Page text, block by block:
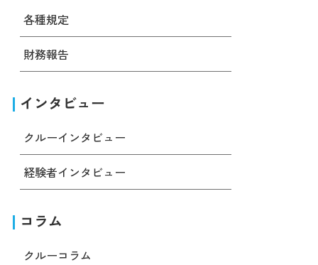
各種規定
財務報告
インタビュー
クルーインタビュー
経験者インタビュー
コラム
クルーコラム